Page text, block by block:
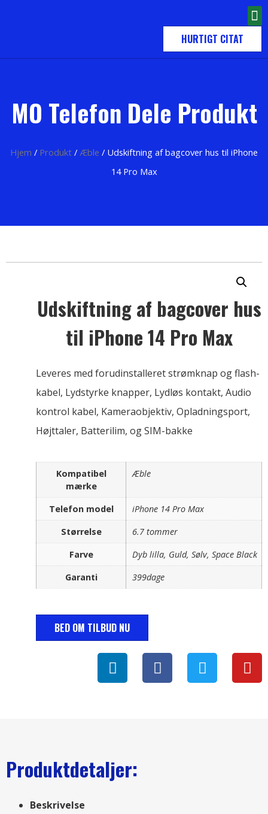
HURTIGT CITAT
MO Telefon Dele Produkt
Hjem / Produkt / Æble / Udskiftning af bagcover hus til iPhone
14 Pro Max
Udskiftning af bagcover hus
til iPhone 14 Pro Max
Leveres med forudinstalleret strømknap og flash-
kabel, Lydstyrke knapper, Lydløs kontakt, Audio
kontrol kabel, Kameraobjektiv, Opladningsport,
Højttaler, Batterilim, og SIM-bakke
Kompatibel
mærke
Æble
Telefon model
iPhone 14 Pro Max
Størrelse
6.7 tommer
Farve
Dyb lilla, Guld, Sølv, Space Black
Garanti
399dage
BED OM TILBUD NU
Produktdetaljer:
Beskrivelse